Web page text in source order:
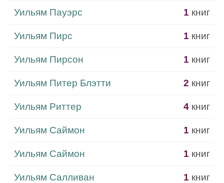
Уильям Пауэрс 1 книг
Уильям Пирс 1 книг
Уильям Пирсон 1 книг
Уильям Питер Блэтти 2 книг
Уильям Риттер 4 книг
Уильям Саймон 1 книг
Уильям Саймон 1 книг
Уильям Салливан 1 книг